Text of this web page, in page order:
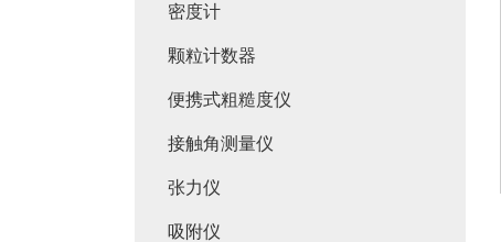
密度计
颗粒计数器
便携式粗糙度仪
接触角测量仪
张力仪
吸附仪